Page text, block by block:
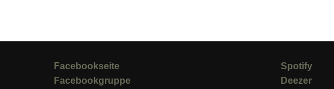
Facebookseite
Facebookgruppe
Spotify
Deezer